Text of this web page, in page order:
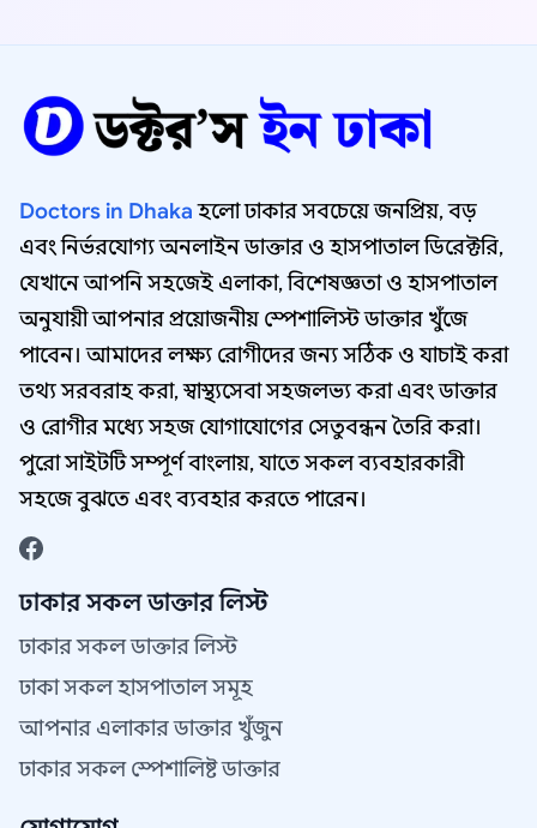
Doctors in Dhakaহলো ঢাকার সবচেয়ে জনপ্রিয়, বড়
এবং নির্ভরযোগ্য অনলাইন ডাক্তার ও হাসপাতাল ডিরেক্টরি,
যেখানে আপনি সহজেই এলাকা, বিশেষজ্ঞতা ও হাসপাতাল
অনুযায়ী আপনার প্রয়োজনীয় স্পেশালিস্ট ডাক্তার খুঁজে
পাবেন। আমাদের লক্ষ্য রোগীদের জন্য সঠিক ও যাচাই করা
তথ্য সরবরাহ করা, স্বাস্থ্যসেবা সহজলভ্য করা এবং ডাক্তার
ও রোগীর মধ্যে সহজ যোগাযোগের সেতুবন্ধন তৈরি করা।
পুরো সাইটটি সম্পূর্ণ বাংলায়, যাতে সকল ব্যবহারকারী
সহজে বুঝতে এবং ব্যবহার করতে পারেন।
ঢাকার সকল ডাক্তার লিস্ট
ঢাকার সকল ডাক্তার লিস্ট
ঢাকা সকল হাসপাতাল সমূহ
আপনার এলাকার ডাক্তার খুঁজুন
ঢাকার সকল স্পেশালিষ্ট ডাক্তার